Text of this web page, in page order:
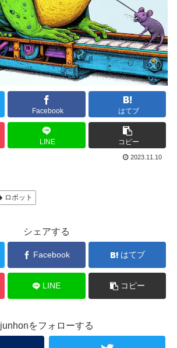
Facebook はてブ
LINE コピー
2023.11.10
ロボット
シェアする
Facebook はてブ
LINE コピー
junhonをフォローする